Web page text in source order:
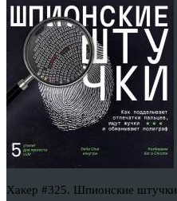
Хакер #325. Шпионские штучки